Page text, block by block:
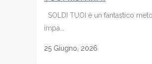
SOLDI TUOI è un fantastico
impa...
25 Giugno, 2026